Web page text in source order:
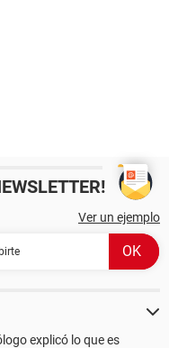
Ver un ejemplo
explicó lo que es